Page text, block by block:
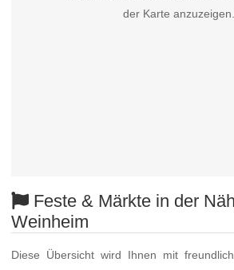
der Karte anzuzeigen.
Feste & Märkte in der
Weinheim
Diese Übersicht wird Ihnen mit